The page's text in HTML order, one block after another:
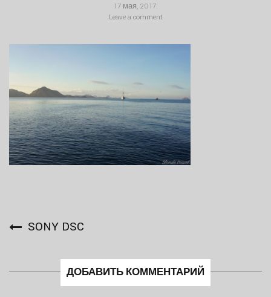
17 мая, 2017.
Leave a comment
SONY DSC
ДОБАВИТЬ КОММЕНТАРИЙ